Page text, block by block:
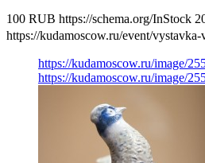
100 RUB https://schema.org/InStock
https://kudamoscow.ru/event/
https://kudamoscow.ru/image/
https://kudamoscow.ru/image/